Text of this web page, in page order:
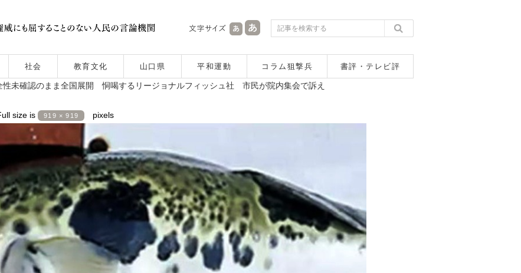
社会 教育文化 山口県 平和運動 コラム狙撃兵 書評・テレビ評
未確認のまま全国展開 恫喝するリージョナルフィッシュ社 市民が院内集会で訴え
size is 919 × 919 pixels